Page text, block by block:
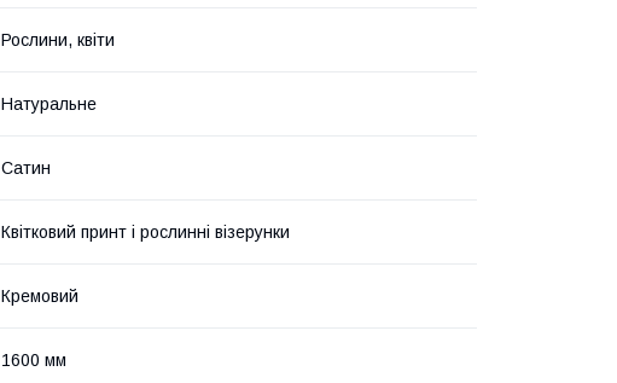
Рослини, квіти
Натуральне
Сатин
Квітковий принт і рослинні візерунки
Кремовий
1600 мм